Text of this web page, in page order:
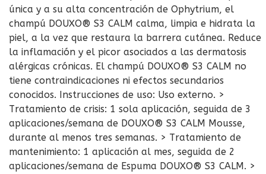
única y a su alta concentración de Ophytrium, el
champú DOUXO® S3 CALM calma, limpia e hidrata la
piel, a la vez que restaura la barrera cutánea. Reduce
la inflamación y el picor asociados a las dermatosis
alérgicas crónicas. El champú DOUXO® S3 CALM no
tiene contraindicaciones ni efectos secundarios
conocidos. Instrucciones de uso: Uso externo. >
Tratamiento de crisis: 1 sola aplicación, seguida de 3
aplicaciones/semana de DOUXO® S3 CALM Mousse,
durante al menos tres semanas. > Tratamiento de
mantenimiento: 1 aplicación al mes, seguida de 2
aplicaciones/semana de Espuma DOUXO® S3 CALM. >